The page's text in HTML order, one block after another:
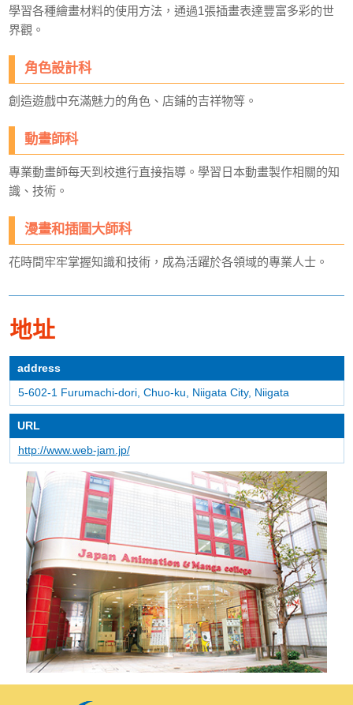
學習各種繪畫材料的使用方法，通過1張插畫表達豐富多彩的世
界觀。
角色設計科
創造遊戲中充滿魅力的角色、店鋪的吉祥物等。
動畫師科
專業動畫師每天到校進行直接指導。學習日本動畫製作相關的知
識、技術。
漫畫和插圖大師科
花時間牢牢掌握知識和技術，成為活躍於各領域的專業人士。
地址
address
5-602-1 Furumachi-dori, Chuo-ku, Niigata City, Niigata
URL
http://www.web-jam.jp/